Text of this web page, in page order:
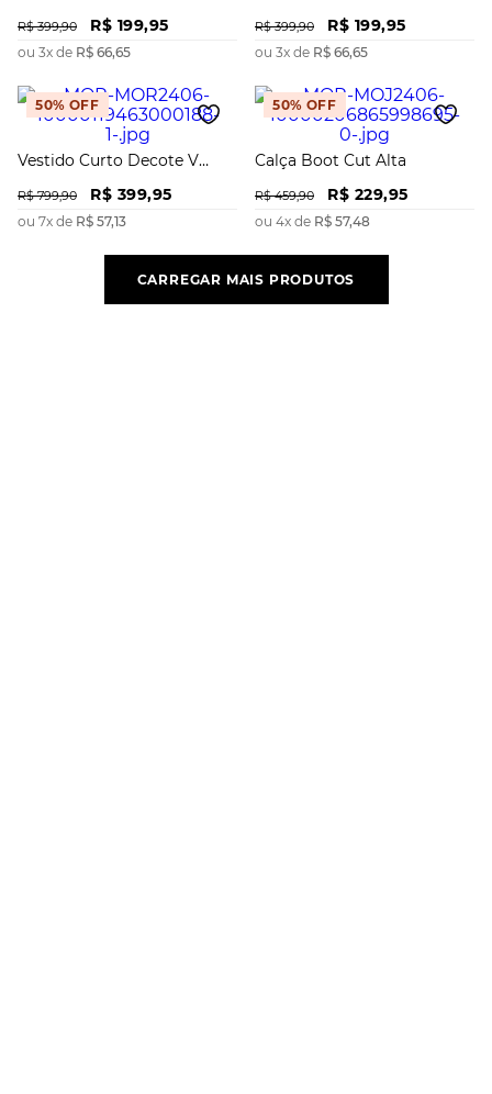
R$ 399,90 R$ 199,95
ou 3x de R$ 66,65
R$ 399,90 R$ 199,95
ou 3x de R$ 66,65
50% OFF
Vestido Curto Decote V
R$ 799,90 R$ 399,95
ou 7x de R$ 57,13
50% OFF
Calça Boot Cut Alta
R$ 459,90 R$ 229,95
ou 4x de R$ 57,48